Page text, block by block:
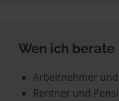
Wen ich berate
Arbeitnehmer
Rentner und